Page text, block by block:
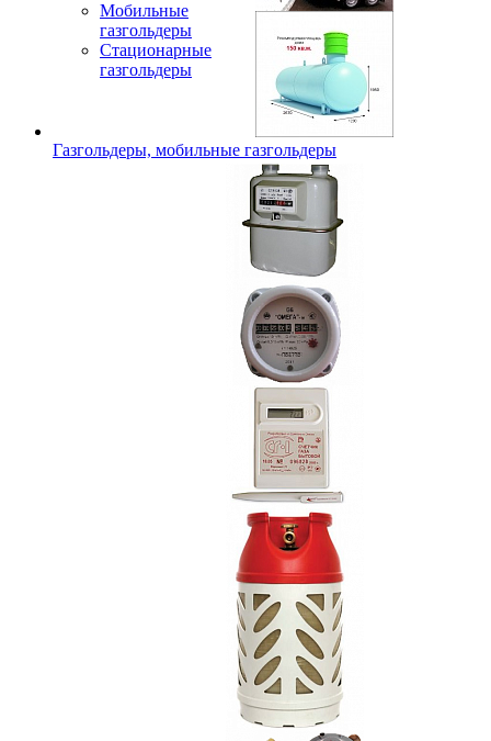
Мобильные
газгольдеры
Стационарные
газгольдеры
Газгольдеры, мобильные газгольдеры